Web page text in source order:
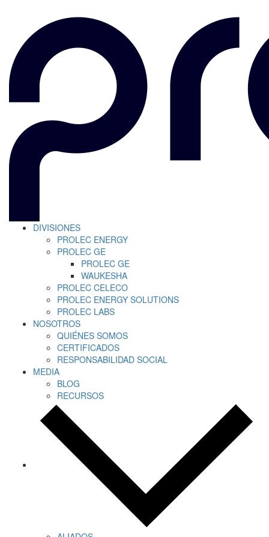
DIVISIONES
PROLEC ENERGY
PROLEC GE
PROLEC GE
WAUKESHA
PROLEC CELECO
PROLEC ENERGY SOLUTIONS
PROLEC LABS
NOSOTROS
QUIÉNES SOMOS
CERTIFICADOS
RESPONSABILIDAD SOCIAL
MEDIA
BLOG
RECURSOS